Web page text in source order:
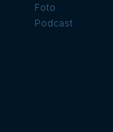
Foto
Podcast